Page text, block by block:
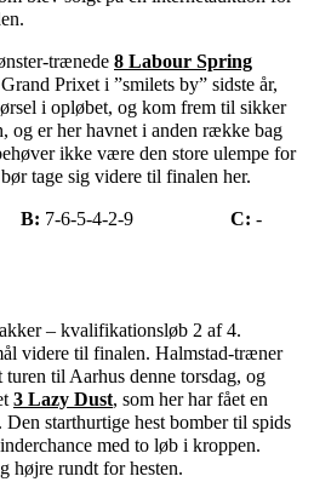
trænede 8 Labour Spring
Prixet i ”smilets by” sidste år,
i opløbet, og kom frem til sikker
og er her havnet i anden række bag
ikke være den store ulempe for
tage sig videre til finalen her.
B: 7-6-5-4-2-9 C: -
– kvalifikationsløb 2 af 4.
videre til finalen. Halmstad-træner
turen til Aarhus denne torsdag, og
3 Lazy Dust, som her har fået en
starthurtige hest bomber til spids
med to løb i kroppen.
højre rundt for hesten.